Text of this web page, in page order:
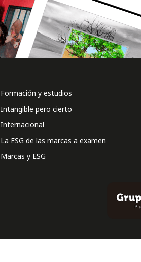
Formación y estudios
Intangible pero cierto
Internacional
La ESG de las marcas a examen
Marcas y ESG